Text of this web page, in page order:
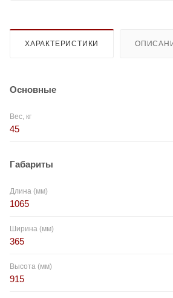
ХАРАКТЕРИСТИКИ
Основные
Вес, кг
45
Габариты
Длина (мм)
1065
Ширина (мм)
365
Высота (мм)
915